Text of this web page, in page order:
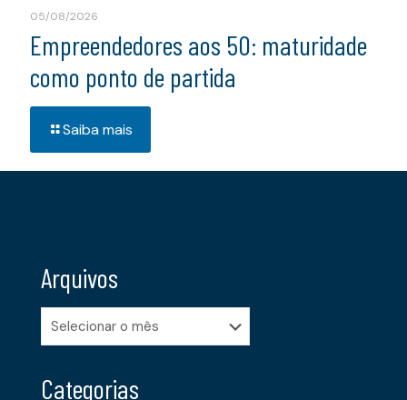
05/08/2026
Empreendedores aos 50: maturidade
como ponto de partida
Saiba mais
Arquivos
Arquivos
Categorias